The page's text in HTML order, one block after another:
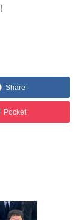
Share
Pocket